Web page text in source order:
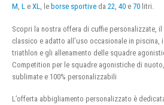
M, L e XL, le borse sportive da 22, 40 e 70 litri.
Scopri la nostra offera di cuffie personalizzate,
classico e adatto all’uso occasionale in piscina,
triathlon e gli allenamento delle squadre
Competition per le squadre agonistiche di
sublimate e 100% personalizzabili
L’offerta abbigliamento personalizzato è